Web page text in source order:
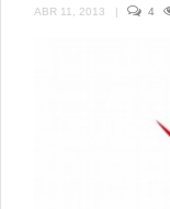
ABR 11, 2013 | 4